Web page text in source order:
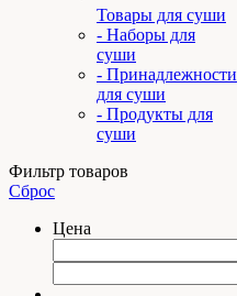
Товары для суши
- Наборы для
суши
- Принадлежности
для суши
- Продукты для
суши
Фильтр товаров
Сброс
Цена